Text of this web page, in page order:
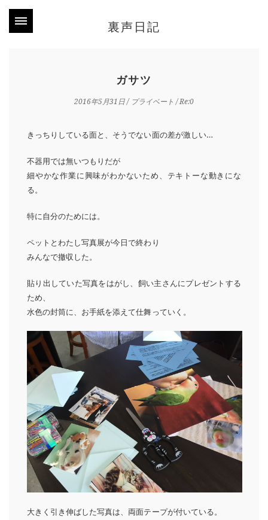
裏声日記
ガサツ
2016年5月31日/ プライベート / Re:0
きっちりしている面と、そうでない面の差が激しい…
不器用では無いつもりだが
細やかな作業に興味がわかないため、テキトーな動きにな
る。
特に自分のためには。
ペットとわたし写真展が今日で終わり
みんなで撤収した。
貼り出していた写真をはがし、飼い主さんにプレゼントする
ため、
水色の封筒に、お手紙を添えて仕舞っていく。
大きく引き伸ばした写真は、両面テープが付いている。